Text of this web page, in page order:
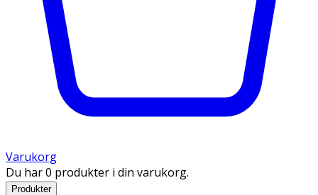
Varukorg
Du har 0 produkter i din varukorg.
Produkter